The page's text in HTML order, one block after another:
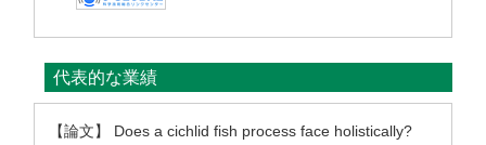
代表的な業績
【論文】 Does a cichlid fish process face holistically?